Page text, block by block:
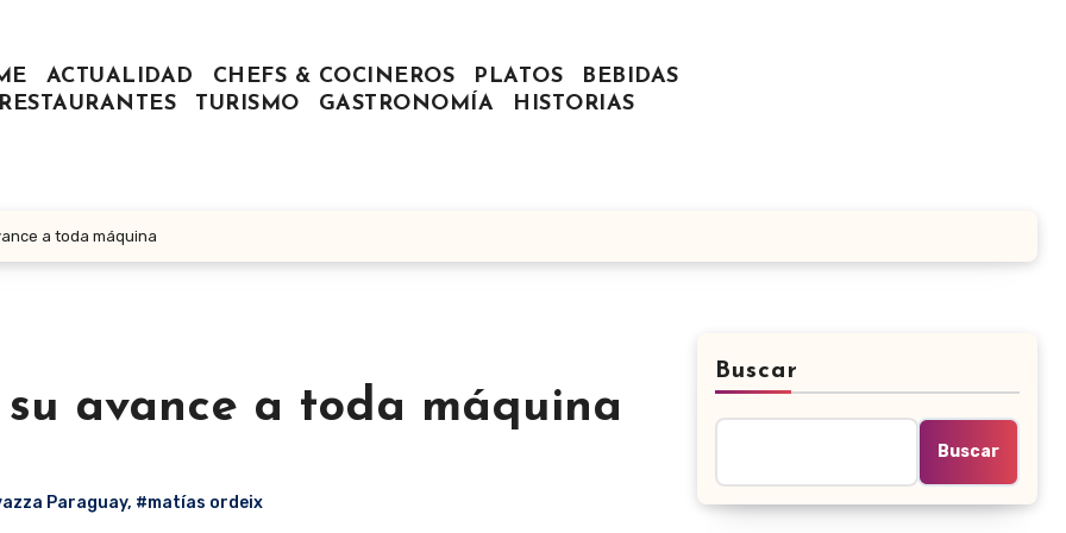
ACTUALIDAD CHEFS & COCINEROS PLATOS
BEBIDAS
RESTAURANTES
TURISMO GASTRONOMÍA HISTORIAS
a toda máquina
avance a toda máquina
Paraguay, #matías ordeix
Buscar
Buscar